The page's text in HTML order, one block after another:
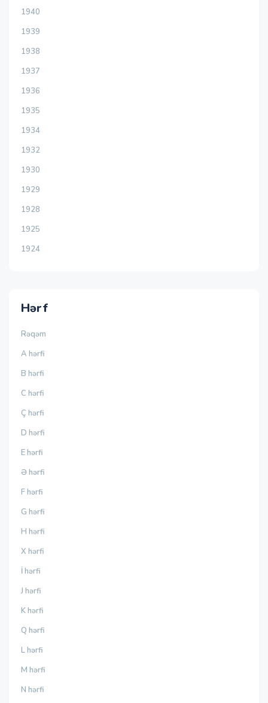
1940
1939
1938
1937
1936
1935
1934
1932
1930
1929
1928
1925
1924
Hərf
Rəqəm
A hərfi
B hərfi
C hərfi
Ç hərfi
D hərfi
E hərfi
Ə hərfi
F hərfi
G hərfi
H hərfi
X hərfi
İ hərfi
J hərfi
K hərfi
Q hərfi
L hərfi
M hərfi
N hərfi